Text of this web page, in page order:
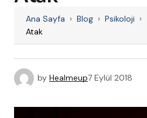
Ana Sayfa › Blog › Psikoloji ›
Atak
by Healmeup7 Eylül 2018